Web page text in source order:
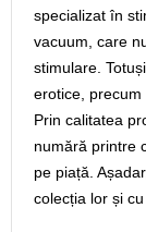
specializat în
vacuum, care
stimulare.
erotice,
Prin calitatea
numără printre
pe piață.
colecția lor și